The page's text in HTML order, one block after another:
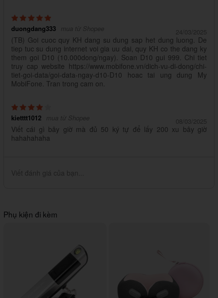
duongdang333 mua từ Shopee 24/03/2025
(TB) Goi cuoc quy KH dang su dung sap het dung luong. De
tiep tuc su dung internet voi gia uu dai, quy KH co the dang ky
them goi D10 (10.000dong/ngay). Soan D10 gui 999. Chi tiet
truy cap website https://www.mobifone.vn/dich-vu-di-dong/chi-
tiet-goi-data/goi-data-ngay-d10-D10 hoac tai ung dung My
MobiFone. Tran trong cam on.
kietttt1012 mua từ Shopee 08/03/2025
Viết cái gì bây giờ mà đủ 50 ký tự để lấy 200 xu bây giờ
hahahahaha
Viết đánh giá của bạn...
Phụ kiện đi kèm